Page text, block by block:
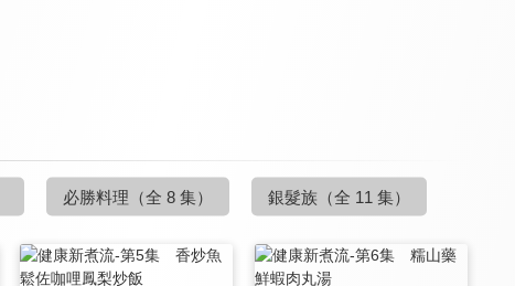
必勝料理 （全 8 集） 銀髮族 （全 11 集）